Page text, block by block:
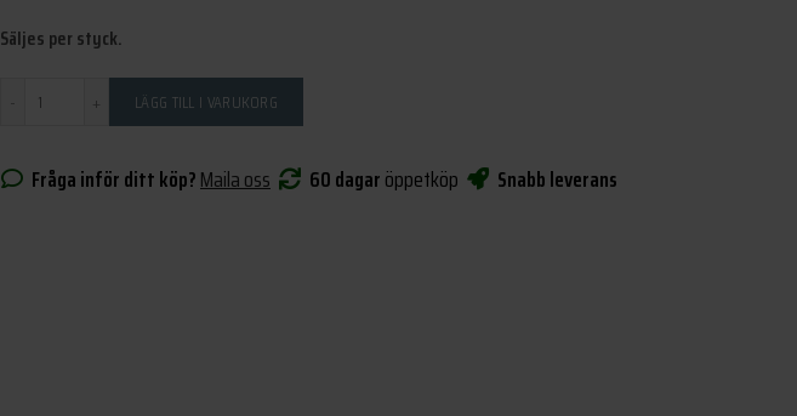
Säljes per styck.
LÄGG TILL I VARUKORG
Fråga inför ditt köp?Maila oss 60 dagaröppetköp Snabb leverans